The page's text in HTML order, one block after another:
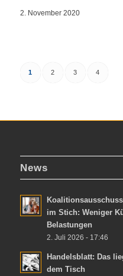
2. November 2020
1 2 3 4
News
im Stich: Weniger
Belastungen
2. Juli 2026 - 17:46
Handelsblatt: Das
dem Tisch